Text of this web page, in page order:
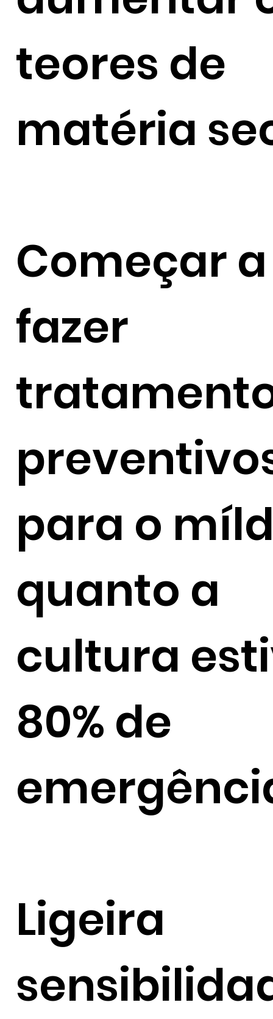
teores de
matéria
Começar a
fazer
para o
quanto a
cultura
80% de
Ligeira